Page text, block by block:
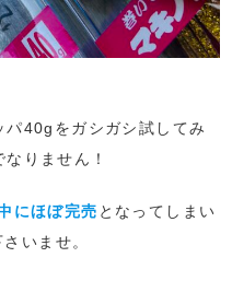
40gをガシガシ試してみ
りません！
にほぼ完売 となってしまい
いませ。